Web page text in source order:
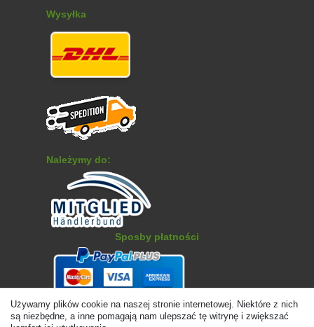
Wysyłka
Należymy do:
Sposby płatności
Używamy plików cookie na naszej stronie internetowej. Niektóre z nich
są niezbędne, a inne pomagają nam ulepszać tę witrynę i zwiększać